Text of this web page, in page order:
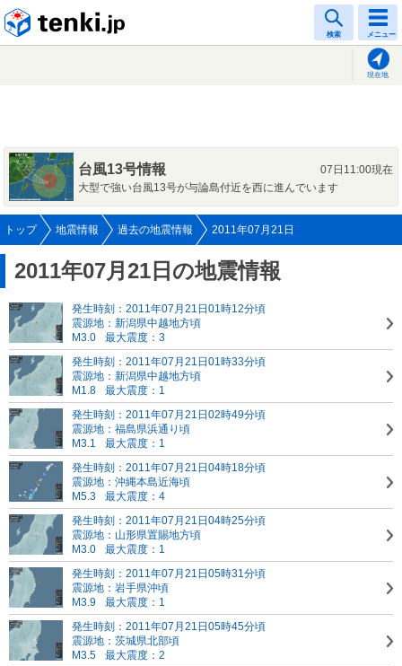
検索 メニュー
現在地
台風13号情報
07日11:00現在
大型で強い台風13号が与論島付近を西に進んでいます
トップ 地震情報 過去の地震情報 2011年07月21日
2011年07月21日の地震情報
発生時刻：2011年07月21日01時12分頃
震源地：新潟県中越地方頃
M3.0
最大震度：3
発生時刻：2011年07月21日01時33分頃
震源地：新潟県中越地方頃
M1.8
最大震度：1
発生時刻：2011年07月21日02時49分頃
震源地：福島県浜通り頃
M3.1
最大震度：1
発生時刻：2011年07月21日04時18分頃
震源地：沖縄本島近海頃
M5.3
最大震度：4
発生時刻：2011年07月21日04時25分頃
震源地：山形県置賜地方頃
M3.0
最大震度：1
発生時刻：2011年07月21日05時31分頃
震源地：岩手県沖頃
M3.9
最大震度：1
発生時刻：2011年07月21日05時45分頃
震源地：茨城県北部頃
M3.5
最大震度：2